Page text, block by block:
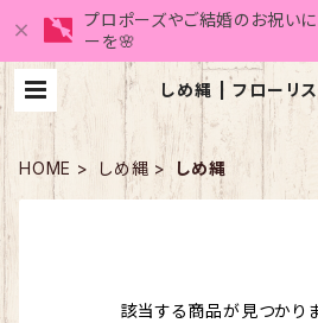
プロポーズやご結婚のお祝いに
ーを🌸
しめ縄 | フローリ
HOME しめ縄 しめ縄
該当する商品が見つかりま